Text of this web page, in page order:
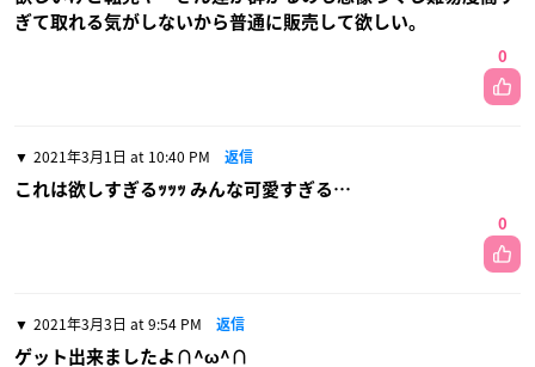
ぎて取れる気がしないから普通に販売して欲しい。
0
2021年3月1日 at 10:40 PM 返信
これは欲しすぎるｯｯｯ みんな可愛すぎる…
0
2021年3月3日 at 9:54 PM 返信
ゲット出来ましたよ∩^ω^∩